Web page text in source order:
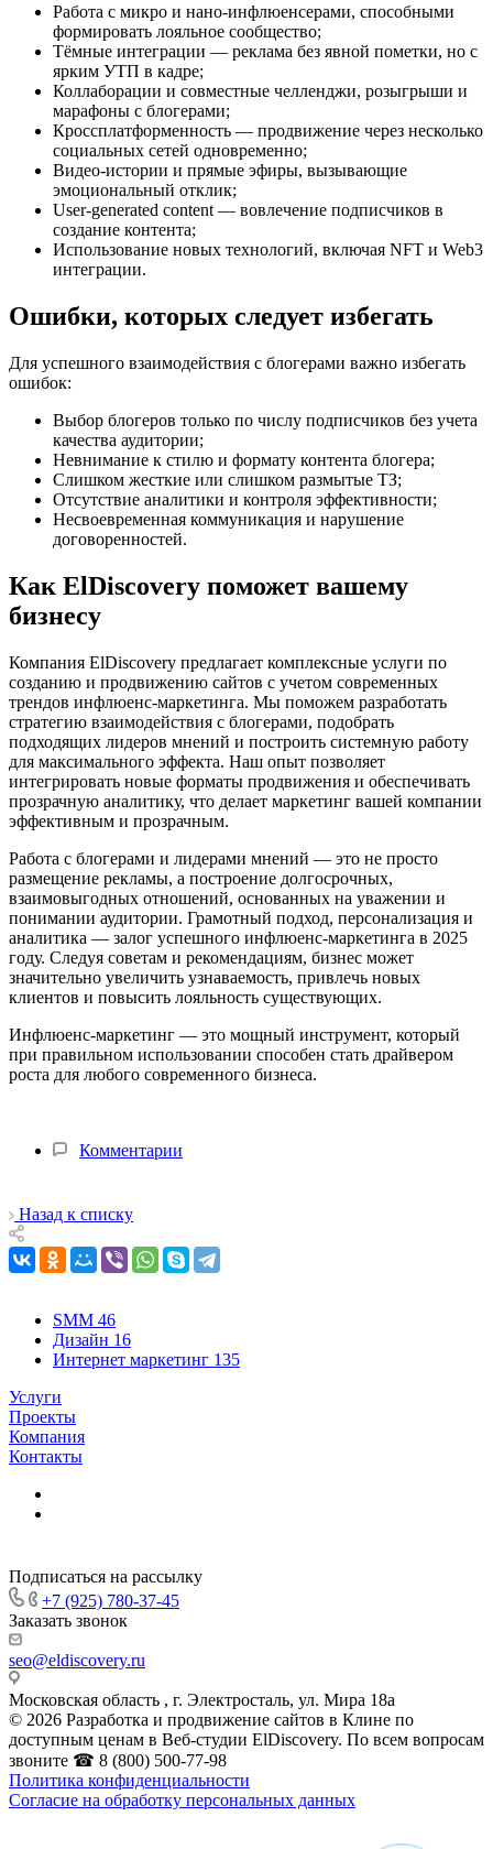
Работа с микро и нано-инфлюенсерами, способными
формировать лояльное сообщество;
Тёмные интеграции — реклама без явной пометки, но с
ярким УТП в кадре;
Коллаборации и совместные челленджи, розыгрыши и
марафоны с блогерами;
Кроссплатформенность — продвижение через несколько
социальных сетей одновременно;
Видео-истории и прямые эфиры, вызывающие
эмоциональный отклик;
User-generated content — вовлечение подписчиков в
создание контента;
Использование новых технологий, включая NFT и Web3
интеграции.
Ошибки, которых следует избегать
Для успешного взаимодействия с блогерами важно избегать
ошибок:
Выбор блогеров только по числу подписчиков без учета
качества аудитории;
Невнимание к стилю и формату контента блогера;
Слишком жесткие или слишком размытые ТЗ;
Отсутствие аналитики и контроля эффективности;
Несвоевременная коммуникация и нарушение
договоренностей.
Как ElDiscovery поможет вашему
бизнесу
Компания ElDiscovery предлагает комплексные услуги по
созданию и продвижению сайтов с учетом современных
трендов инфлюенс-маркетинга. Мы поможем разработать
стратегию взаимодействия с блогерами, подобрать
подходящих лидеров мнений и построить системную работу
для максимального эффекта. Наш опыт позволяет
интегрировать новые форматы продвижения и обеспечивать
прозрачную аналитику, что делает маркетинг вашей компании
эффективным и прозрачным.
Работа с блогерами и лидерами мнений — это не просто
размещение рекламы, а построение долгосрочных,
взаимовыгодных отношений, основанных на уважении и
понимании аудитории. Грамотный подход, персонализация и
аналитика — залог успешного инфлюенс-маркетинга в 2025
году. Следуя советам и рекомендациям, бизнес может
значительно увеличить узнаваемость, привлечь новых
клиентов и повысить лояльность существующих.
Инфлюенс-маркетинг — это мощный инструмент, который
при правильном использовании способен стать драйвером
роста для любого современного бизнеса.
Комментарии
Назад к списку
SMM 46
Дизайн 16
Интернет маркетинг 135
Услуги
Проекты
Компания
Контакты
Подписаться на рассылку
+7 (925) 780-37-45
Заказать звонок
seo@eldiscovery.ru
Московская область , г. Электросталь, ул. Мира 18а
© 2026 Разработка и продвижение сайтов в Клине по
доступным ценам в Веб-студии ElDiscovery. По всем вопросам
звоните ☎ 8 (800) 500-77-98
Политика конфиденциальности
Согласие на обработку персональных данных